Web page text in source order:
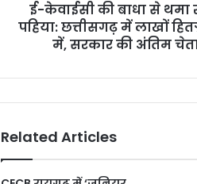
ई-केवाईसी की बाधा से थमा
पहिया: छत्तीसगढ़ में लाखों
में, सरकार की अंतिम
Related Articles